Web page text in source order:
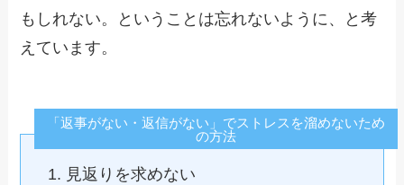
もしれない。ということは忘れないように、と考
えています。
「返事がない・返信がない」でストレスを溜めないため
の方法
見返りを求めない